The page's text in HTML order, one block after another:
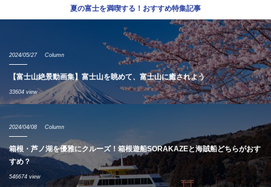
夏の富士を満喫する！おすすめ特集記事
2024/05/27 Column
【富士山絶景動画集】富士山を眺めて、富士山に癒されよう
33604 view
2024/04/08 Column
箱根・芦ノ湖を優雅にクルーズ！箱根遊船SORAKAZEと海賊船どちらがおす
すめ？
546674 view